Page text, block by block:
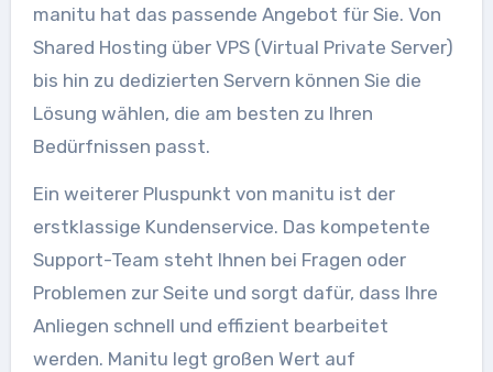
manitu hat das passende Angebot für Sie. Von
Shared Hosting über VPS (Virtual Private Server)
bis hin zu dedizierten Servern können Sie die
Lösung wählen, die am besten zu Ihren
Bedürfnissen passt.
Ein weiterer Pluspunkt von manitu ist der
erstklassige Kundenservice. Das kompetente
Support-Team steht Ihnen bei Fragen oder
Problemen zur Seite und sorgt dafür, dass Ihre
Anliegen schnell und effizient bearbeitet
werden. Manitu legt großen Wert auf